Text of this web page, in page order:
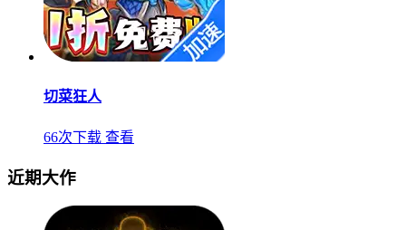
切菜狂人
66次下载 查看
近期大作